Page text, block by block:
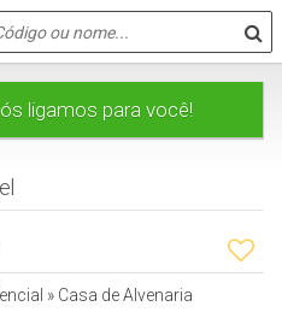
ligamos para você!
» Casa de Alvenaria